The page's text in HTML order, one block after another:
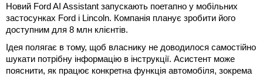
Новий Ford AI Assistant запускають поетапно у мобільних
застосунках Ford і Lincoln. Компанія планує зробити його
доступним для 8 млн клієнтів.
Ідея полягає в тому, щоб власнику не доводилося самостійно
шукати потрібну інформацію в інструкції. Асистент може
пояснити, як працює конкретна функція автомобіля, зокрема